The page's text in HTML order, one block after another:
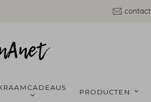
contact
PRODUCTEN